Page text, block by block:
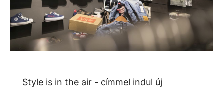
Style is in the air - címmel indul új